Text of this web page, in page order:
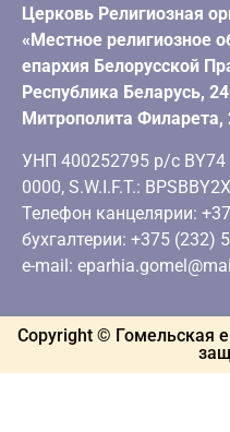
Церковь Религиозная
«Местное религиозное
епархия Белорусской
Республика Беларусь,
Митрополита Филарета,
УНП 400252795 р/с BY74
0000, S.W.I.F.T.:
Телефон канцелярии:
бухгалтерии: +375 (232)
e-mail:
Copyright © Гомельская